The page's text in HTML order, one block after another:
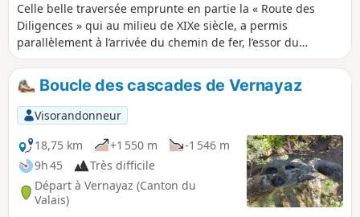
Celle belle traversée emprunte en partie la « Route des
Diligences » qui au milieu de XIXe siècle, a permis
parallèlement à l’arrivée du chemin de fer, l’essor du
tourisme dans la vallée du Trient. La randonnée permet
également d’admirer les chalets historiques des villages de
Les Granges, Les Marécottes, et Le Trétien.Accessible en
transport en commun.
Boucle des cascades de Vernayaz
Visorandonneur
18,75 km
+1 550 m
-1 546 m
9h 45
Très difficile
Départ à Vernayaz (Canton du
Valais)